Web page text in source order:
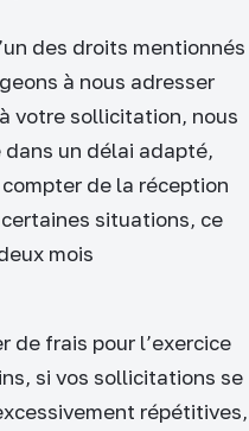
des droits mentionnés
à nous adresser
votre sollicitation, nous
un délai adapté,
de la réception
situations, ce
mois
de frais pour l’exercice
si vos sollicitations se
répétitives,